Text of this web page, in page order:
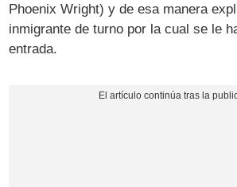
Phoenix Wright) y de esa manera
inmigrante de turno por la cual se le
entrada.